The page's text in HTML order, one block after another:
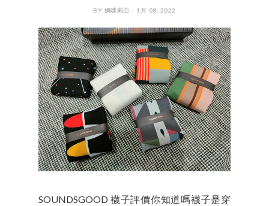
BY 媽咪莉亞 - 1月 08, 2022
SOUNDSGOOD 襪子評價你知道嗎襪子是穿